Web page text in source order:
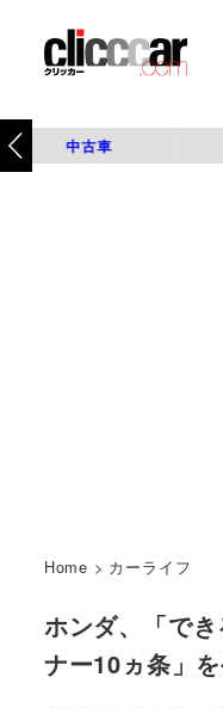
中古車
Home > カーライフ
ホンダ、「で
ナー10ヵ条」